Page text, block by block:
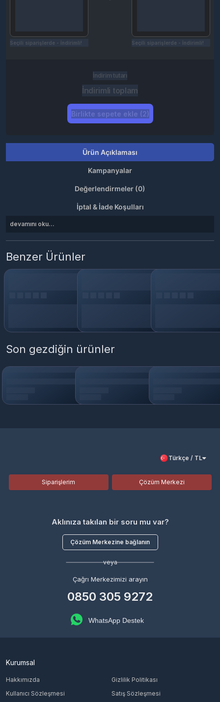
Seçili siparişlerde - İndirimli! Seçili siparişlerde - İndirimli!
İndirim tutarı
İndirimli toplam
Birlikte sepete ekle (2)
Ürün Açıklaması
Kampanyalar
Değerlendirmeler (0)
İptal & İade Koşulları
devamını oku...
Benzer Ürünler
Son gezdiğin ürünler
Türkçe / TL
Siparişlerim Çözüm Merkezi
Aklınıza takılan bir soru mu var?
Çözüm Merkezine bağlanın
veya
Çağrı Merkezimizi arayın
0850 305 9272
WhatsApp Destek
Kurumsal
Hakkımızda
Gizlilik Politikası
Kullanıcı Sözleşmesi
Satış Sözleşmesi